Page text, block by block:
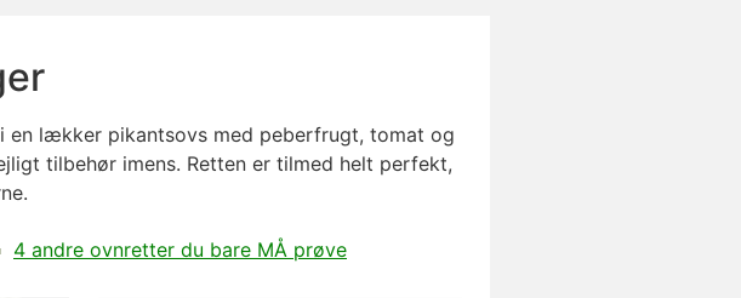
en lækker pikantsovs med peberfrugt, tomat og
tilbehør imens. Retten er tilmed helt perfekt,
4 andre ovnretter du bare MÅ prøve